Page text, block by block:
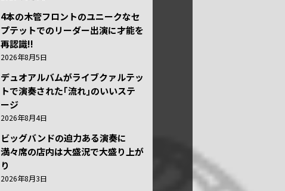
4本の木管フロントのユニークなセ
プテットでのリーダー出演に才能を
再認識!!
2026年8月5日
デュオアルバムがライブクァルテッ
トで演奏された｢流れ｣のいいステ
ージ
2026年8月4日
ビッグバンドの迫力ある演奏に
満々席の店内は大盛況で大盛り上が
り
2026年8月3日